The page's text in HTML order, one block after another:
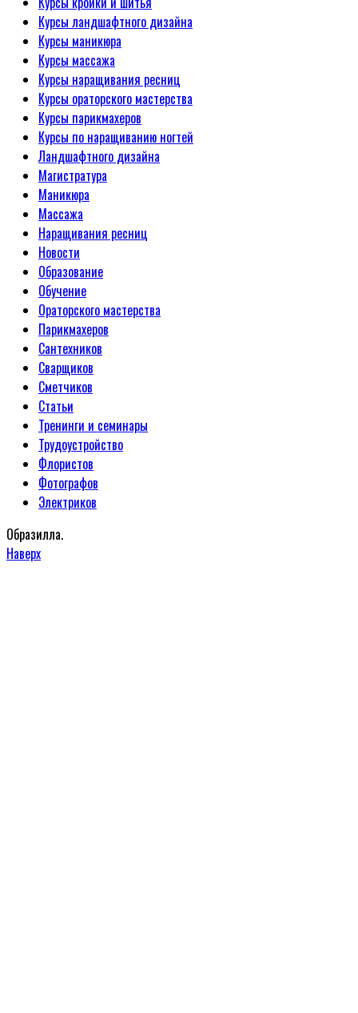
Курсы ландшафтного дизайна
Курсы маникюра
Курсы массажа
Курсы наращивания ресниц
Курсы ораторского мастерства
Курсы парикмахеров
Курсы по наращиванию ногтей
Ландшафтного дизайна
Магистратура
Маникюра
Массажа
Наращивания ресниц
Новости
Образование
Обучение
Ораторского мастерства
Парикмахеров
Сантехников
Сварщиков
Сметчиков
Статьи
Тренинги и семинары
Трудоустройство
Флористов
Фотографов
Электриков
Образилла.
Наверх